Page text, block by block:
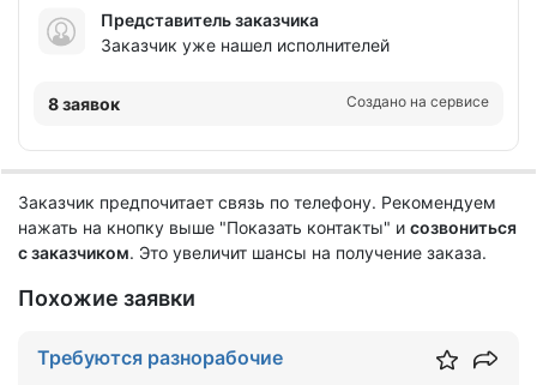
Представитель заказчика
Заказчик уже нашел исполнителей
8 заявок Создано на сервисе
Заказчик предпочитает связь по телефону. Рекомендуем
нажать на кнопку выше "Показать контакты" и созвониться
с заказчиком. Это увеличит шансы на получение заказа.
Похожие заявки
Требуются разнорабочие